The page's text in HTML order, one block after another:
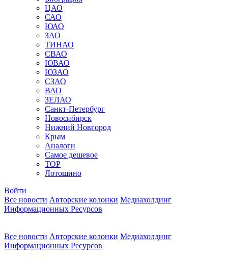
ЦАО
САО
ЮАО
ЗАО
ТИНАО
СВАО
ЮВАО
ЮЗАО
СЗАО
ВАО
ЗЕЛАО
Санкт-Петербург
Новосибирск
Нижний Новгород
Крым
Аналоги
Самое дешевое
TOP
Лотошино
Войти
Все новости Авторские колонки Медиахолдинг
Информационных Ресурсов
Все новости Авторские колонки Медиахолдинг
Информационных Ресурсов